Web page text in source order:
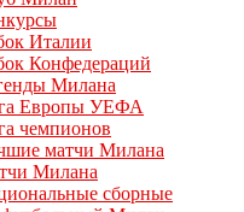
Италии
Конфедераций
Милана
Европы УЕФА
чемпионов
матчи Милана
Милана
сборные